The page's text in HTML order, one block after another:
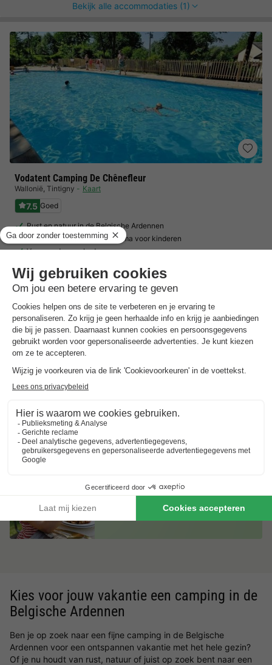
Bekijk alle accommodaties (1)
Vodatent Camping De Chênefleur
Wallonië, Tintigny Kaart
7.5 Goed
Rust en natuur in de Belgische Ardennen
Gevarieerd vrijetijdsprogramma voor kinderen
Verwarmd zwembad
Safaritent 6 personen
Van 16 tot 19 sep, 3 nachten, Vanaf
Bekijk alle accommodaties (2)
Boek nu een voordelige zomervakantie &
profiteer aan het zwembad! Ontdek meer
Kies voor jouw vakantie een camping in de
Belgische Ardennen
Ben je op zoek naar een fijne camping in de Belgische
Ardennen voor een ontspannen vakantie met het hele gezin?
Of je nu houdt van rust, natuur of juist op zoek bent naar een